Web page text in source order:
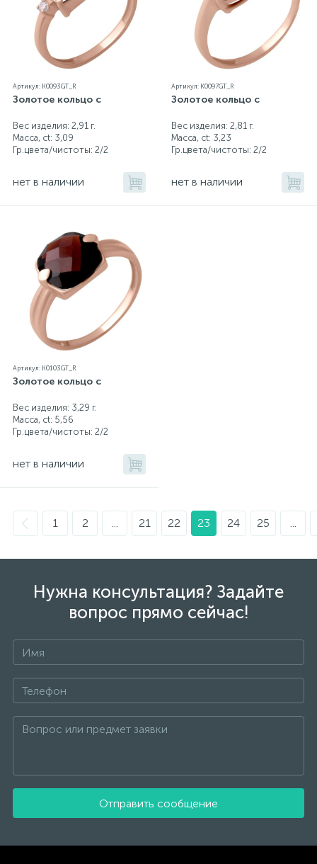
Артикул: K0093GT_R
Золотое кольцо с
Вес изделия: 2,91 г.
Масса, ct: 3,09
Гр.цвета/чистоты: 2/2
нет в наличии
Артикул: K0097GT_R
Золотое кольцо с
Вес изделия: 2,81 г.
Масса, ct: 3,23
Гр.цвета/чистоты: 2/2
нет в наличии
Артикул: K0103GT_R
Золотое кольцо с
Вес изделия: 3,29 г.
Масса, ct: 5,56
Гр.цвета/чистоты: 2/2
нет в наличии
1 2 ... 21 22 23 24 25 ...
Нужна консультация? Задайте
вопрос прямо сейчас!
Отправить сообщение